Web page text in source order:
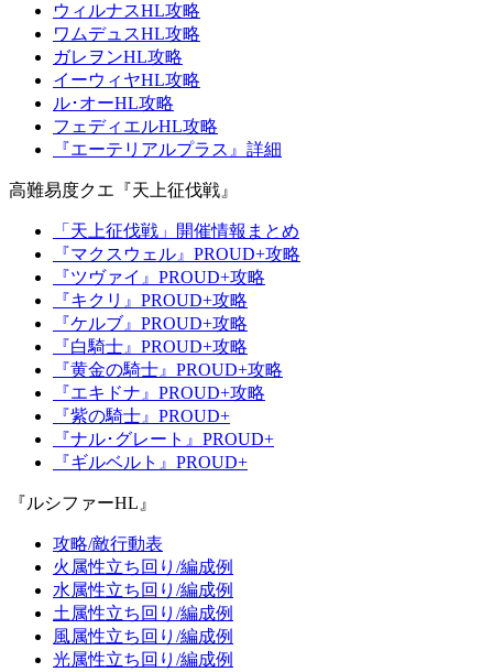
ウィルナスHL攻略
ワムデュスHL攻略
ガレヲンHL攻略
イーウィヤHL攻略
ル･オーHL攻略
フェディエルHL攻略
『エーテリアルプラス』詳細
高難易度クエ『天上征伐戦』
「天上征伐戦」開催情報まとめ
『マクスウェル』PROUD+攻略
『ツヴァイ』PROUD+攻略
『キクリ』PROUD+攻略
『ケルブ』PROUD+攻略
『白騎士』PROUD+攻略
『黄金の騎士』PROUD+攻略
『エキドナ』PROUD+攻略
『紫の騎士』PROUD+
『ナル･グレート』PROUD+
『ギルベルト』PROUD+
『ルシファーHL』
攻略/敵行動表
火属性立ち回り/編成例
水属性立ち回り/編成例
土属性立ち回り/編成例
風属性立ち回り/編成例
光属性立ち回り/編成例